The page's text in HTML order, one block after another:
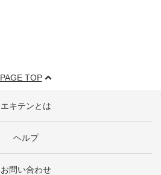
PAGE TOP
エキテンとは
ヘルプ
お問い合わせ